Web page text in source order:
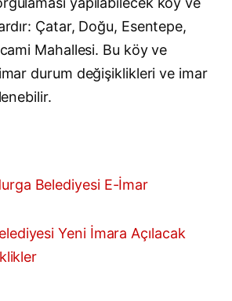
Çatar, Doğu, Esentepe,
Mahallesi. Bu köy ve
durum değişiklikleri ve imar
Belediyesi E-İmar
Yeni İmara Açılacak